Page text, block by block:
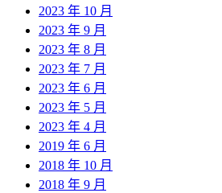
2023 年 10 月
2023 年 9 月
2023 年 8 月
2023 年 7 月
2023 年 6 月
2023 年 5 月
2023 年 4 月
2019 年 6 月
2018 年 10 月
2018 年 9 月